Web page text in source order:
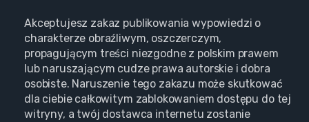
Akceptujesz zakaz publikowania wypowiedzi o
charakterze obraźliwym, oszczerczym,
propagującym treści niezgodne z polskim prawem
lub naruszającym cudze prawa autorskie i dobra
osobiste. Naruszenie tego zakazu może skutkować
dla ciebie całkowitym zablokowaniem dostępu do tej
witryny, a twój dostawca internetu zostanie